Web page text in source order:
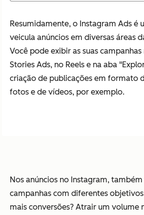
Resumidamente, o Instagram Ads é
veicula anúncios em diversas áreas
Você pode exibir as suas
Stories Ads, no Reels e na aba
criação de publicações em formato
fotos e de vídeos, por exemplo.
Nos anúncios no Instagram,
campanhas com diferentes
mais conversões? Atrair um volume